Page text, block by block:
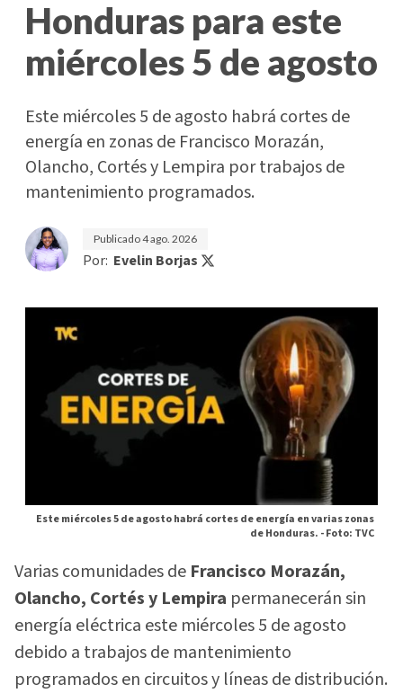
Honduras para este
miércoles 5 de agosto
Este miércoles 5 de agosto habrá cortes de
energía en zonas de Francisco Morazán,
Olancho, Cortés y Lempira por trabajos de
mantenimiento programados.
Publicado4 ago. 2026
Por: Evelin Borjas
Este miércoles 5 de agosto habrá cortes de energía en varias zonas
de Honduras. -Foto: TVC
Varias comunidades de Francisco Morazán,
Olancho, Cortés y Lempira permanecerán sin
energía eléctrica este miércoles 5 de agosto
debido a trabajos de mantenimiento
programados en circuitos y líneas de distribución.